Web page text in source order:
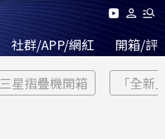
社群/APP/網紅 開箱/評
三星摺疊機開箱 「全新